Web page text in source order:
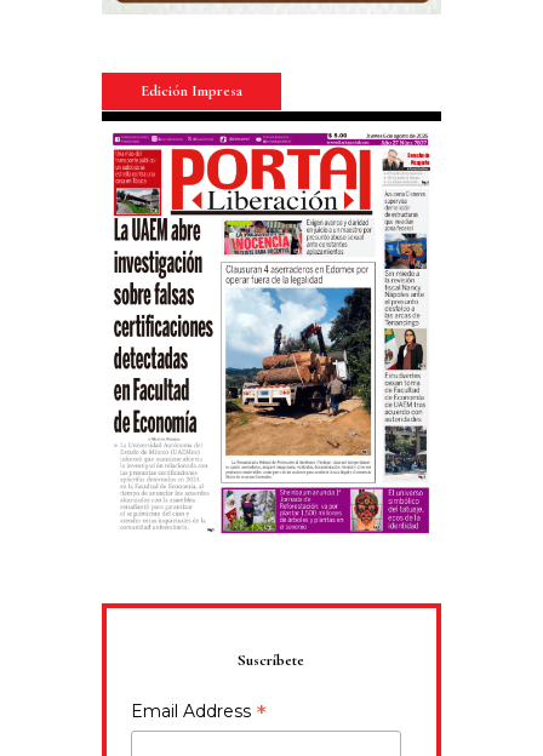
Edición Impresa
Suscríbete
Email Address *